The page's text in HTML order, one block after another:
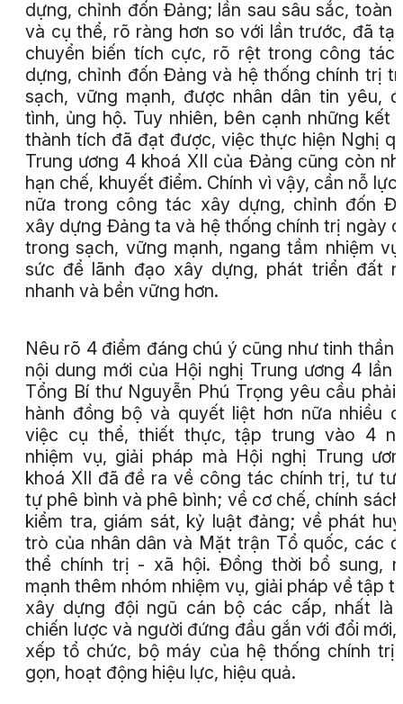
dựng, chỉnh đốn Đảng; lần sau sâu sắc, toàn
và cụ thể, rõ ràng hơn so với lần trước, đã
chuyển biến tích cực, rõ rệt trong công tác
dựng, chỉnh đốn Đảng và hệ thống chính trị
sạch, vững mạnh, được nhân dân tin yêu,
tình, ủng hộ. Tuy nhiên, bên cạnh những kết
thành tích đã đạt được, việc thực hiện Nghị
Trung ương 4 khoá XII của Đảng cũng còn
hạn chế, khuyết điểm. Chính vì vậy, cần nỗ lực
nữa trong công tác xây dựng, chỉnh đốn
xây dựng Đảng ta và hệ thống chính trị ngày
trong sạch, vững mạnh, ngang tầm nhiệm
sức để lãnh đạo xây dựng, phát triển đất
nhanh và bền vững hơn.
Nêu rõ 4 điểm đáng chú ý cũng như tinh thần
nội dung mới của Hội nghị Trung ương 4 lần
Tổng Bí thư Nguyễn Phú Trọng yêu cầu phải
hành đồng bộ và quyết liệt hơn nữa nhiều
việc cụ thể, thiết thực, tập trung vào 4
nhiệm vụ, giải pháp mà Hội nghị Trung
khoá XII đã đề ra về công tác chính trị, tư
tự phê bình và phê bình; về cơ chế, chính
kiểm tra, giám sát, kỷ luật đảng; về phát
trò của nhân dân và Mặt trận Tổ quốc, các
thể chính trị - xã hội. Đồng thời bổ sung,
mạnh thêm nhóm nhiệm vụ, giải pháp về tập
xây dựng đội ngũ cán bộ các cấp, nhất là
chiến lược và người đứng đầu gắn với đổi mới,
xếp tổ chức, bộ máy của hệ thống chính trị
gọn, hoạt động hiệu lực, hiệu quả.